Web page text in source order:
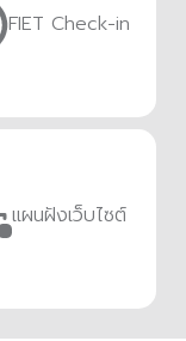
FIET Check-in
แผนฝังเว็บไซต์